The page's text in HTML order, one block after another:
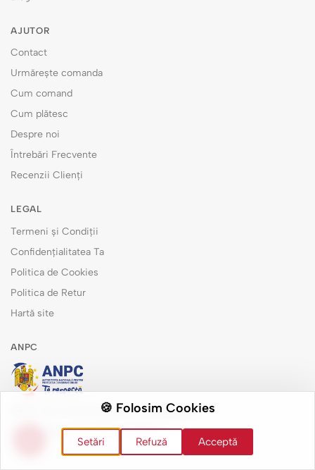
🍪 Folosim Cookies
Setări Refuză Acceptă
AJUTOR
Contact
Urmărește comanda
Cum comand
Cum plătesc
Despre noi
Întrebări Frecvente
Recenzii Clienți
LEGAL
Termeni și Condiții
Confidențialitatea Ta
Politica de Cookies
Politica de Retur
Hartă site
ANPC
Măsuri de remediere pentru consumatori
Soluționarea alternativă a litigiilor